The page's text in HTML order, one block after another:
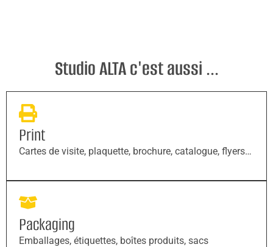
Studio ALTA c'est aussi ...
Print
Cartes de visite, plaquette, brochure, catalogue, flyers…
Packaging
Emballages, étiquettes, boîtes produits, sacs